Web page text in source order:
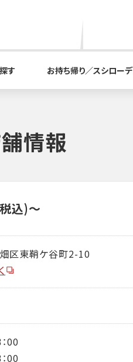
す お持ち帰り／スシロー
情報
込)～
区東鞘ケ谷町2-10
00
00